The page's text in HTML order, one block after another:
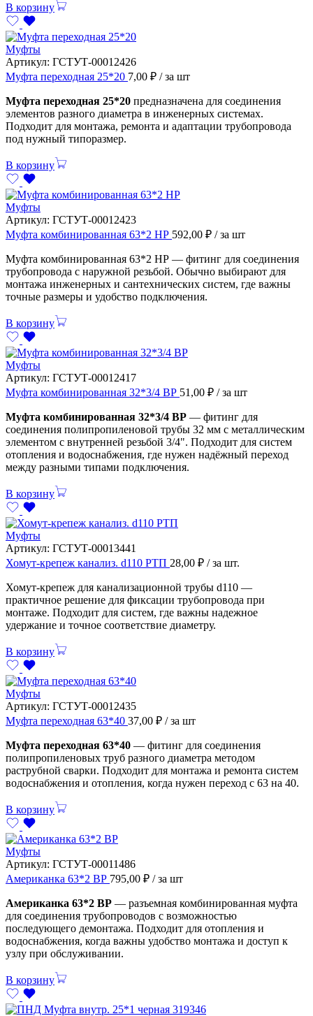
В корзину
Муфты
Артикул: ГСТУТ-00012426
Муфта переходная 25*20 7,00 ₽ / за шт
Муфта переходная 25*20 предназначена для соединения
элементов разного диаметра в инженерных системах.
Подходит для монтажа, ремонта и адаптации трубопровода
под нужный типоразмер.
В корзину
Муфты
Артикул: ГСТУТ-00012423
Муфта комбинированная 63*2 НР 592,00 ₽ / за шт
Муфта комбинированная 63*2 НР — фитинг для соединения
трубопровода с наружной резьбой. Обычно выбирают для
монтажа инженерных и сантехнических систем, где важны
точные размеры и удобство подключения.
В корзину
Муфты
Артикул: ГСТУТ-00012417
Муфта комбинированная 32*3/4 ВР 51,00 ₽ / за шт
Муфта комбинированная 32*3/4 ВР — фитинг для
соединения полипропиленовой трубы 32 мм с металлическим
элементом с внутренней резьбой 3/4". Подходит для систем
отопления и водоснабжения, где нужен надёжный переход
между разными типами подключения.
В корзину
Муфты
Артикул: ГСТУТ-00013441
Хомут-крепеж канализ. d110 РТП 28,00 ₽ / за шт.
Хомут-крепеж для канализационной трубы d110 —
практичное решение для фиксации трубопровода при
монтаже. Подходит для систем, где важны надежное
удержание и точное соответствие диаметру.
В корзину
Муфты
Артикул: ГСТУТ-00012435
Муфта переходная 63*40 37,00 ₽ / за шт
Муфта переходная 63*40 — фитинг для соединения
полипропиленовых труб разного диаметра методом
раструбной сварки. Подходит для монтажа и ремонта систем
водоснабжения и отопления, когда нужен переход с 63 на 40.
В корзину
Муфты
Артикул: ГСТУТ-00011486
Американка 63*2 ВР 795,00 ₽ / за шт
Американка 63*2 ВР — разъемная комбинированная муфта
для соединения трубопроводов с возможностью
последующего демонтажа. Подходит для отопления и
водоснабжения, когда важны удобство монтажа и доступ к
узлу при обслуживании.
В корзину